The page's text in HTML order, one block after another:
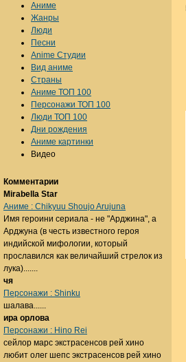
Аниме
Жанры
Люди
Песни
Anime Студии
Вид аниме
Страны
Аниме ТОП 100
Персонажи ТОП 100
Люди ТОП 100
Дни рождения
Аниме картинки
Видео
Комментарии
Mirabella Star
Аниме : Chikyuu Shoujo Arujuna
Имя героини сериала - не "Арджина", а
Арджуна (в честь известного героя
индийской мифологии, который
прославился как величайший стрелок из
лука).......
чя
Персонажи : Shinku
шалава......
ира орлова
Персонажи : Hino Rei
сейлор марс экстрасенсов рей хино
любит олег шепс экстрасенсов рей хино